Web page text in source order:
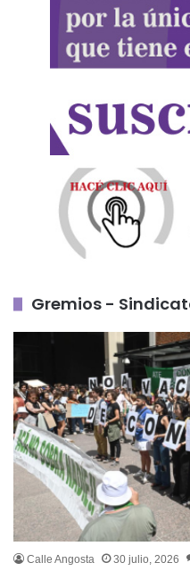
Gremios -
Calle Angosta 30 julio, 2026